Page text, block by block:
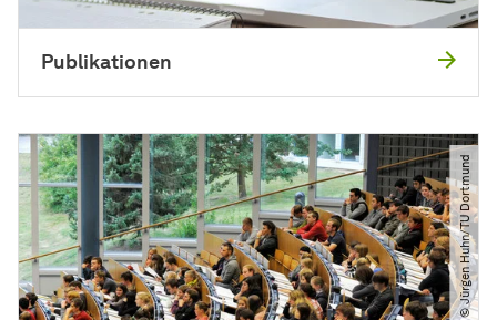
Publikationen
© Jürgen Huhn​/​TU Dortmund